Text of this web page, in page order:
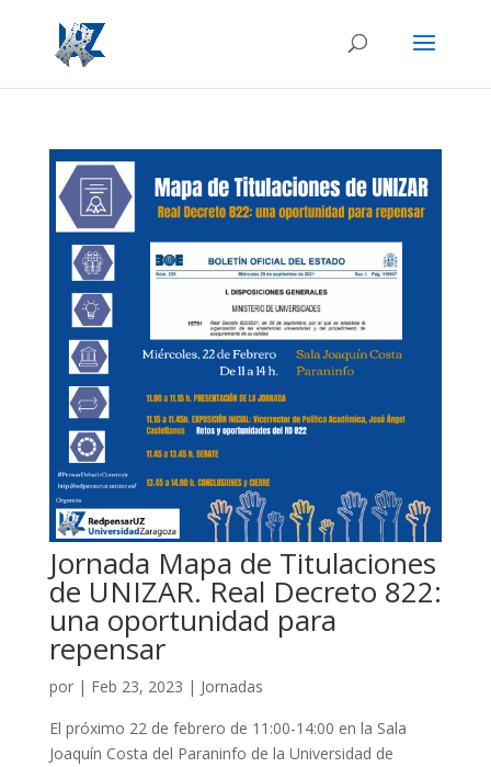
Jornada Mapa de Titulaciones
de UNIZAR. Real Decreto 822:
una oportunidad para
repensar
por | Feb 23, 2023 | Jornadas
El próximo 22 de febrero de 11:00-14:00 en la Sala
Joaquín Costa del Paraninfo de la Universidad de